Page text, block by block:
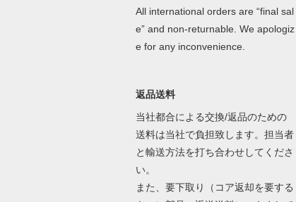
All international orders are “final sal
e” and non-returnable. We apologiz
e for any inconvenience.
返品送料
当社都合による交換/返品のための
送料は当社で負担致します。担当者
と輸送方法を打ち合わせしてくださ
い。
また、要下取り（コア返却を要する